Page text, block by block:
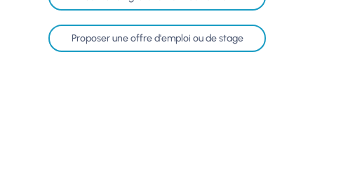
Proposer une offre d'emploi ou de stage